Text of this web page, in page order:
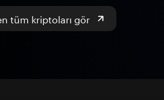
tüm kriptoları gör